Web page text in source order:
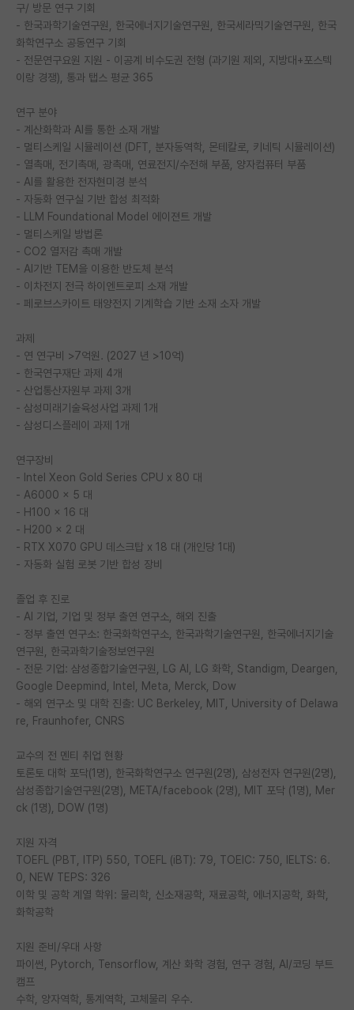
장학금/장학생 게시판
학술 정보 게시판
홍보 게시판
커리어
유학교육
이벤트
반도체 아카데미
재팬라운지 🌸
구/ 방문 연구 기회
- 한국과학기술연구원, 한국에너지기술연구원, 한국세라믹기술연구원, 한국
화학연구소 공동연구 기회
- 전문연구요원 지원 - 이공계 비수도권 전형 (과기원 제외, 지방대+포스텍
이랑 경쟁), 통과 탭스 평균 365
연구 분야
- 계산화학과 AI를 통한 소재 개발
- 멀티스케일 시뮬레이션 (DFT, 분자동역학, 몬테칼로, 키네틱 시뮬레이션)
- 열촉매, 전기촉매, 광촉매, 연료전지/수전해 부품, 양자컴퓨터 부품
- AI를 활용한 전자현미경 분석
- 자동화 연구실 기반 합성 최적화
- LLM Foundational Model 에이젼트 개발
- 멀티스케일 방법론
- CO2 열저감 촉매 개발
- AI기반 TEM을 이용한 반도체 분석
- 이차전지 전극 하이엔트로피 소재 개발
- 페로브스카이트 태양전지 기계학습 기반 소재 소자 개발
과제
- 연 연구비 >7억원. (2027 년 >10억)
- 한국연구재단 과제 4개
- 산업통산자원부 과제 3개
- 삼성미래기술육성사업 과제 1개
- 삼성디스플레이 과제 1개
연구장비
- Intel Xeon Gold Series CPU x 80 대
- A6000 x 5 대
- H100 x 16 대
- H200 x 2 대
- RTX X070 GPU 데스크탑 x 18 대 (개인당 1대)
- 자동화 실험 로봇 기반 합성 장비
졸업 후 진로
- AI 기업, 기업 및 정부 출연 연구소, 해외 진출
- 정부 출연 연구소: 한국화학연구소, 한국과학기술연구원, 한국에너지기술
연구원, 한국과학기술정보연구원
- 전문 기업: 삼성종합기술연구원, LG AI, LG 화학, Standigm, Deargen,
Google Deepmind, Intel, Meta, Merck, Dow
- 해외 연구소 및 대학 진출: UC Berkeley, MIT, University of Delawa
re, Fraunhofer, CNRS
교수의 전 멘티 취업 현황
토론토 대학 포닥(1명), 한국화학연구소 연구원(2명), 삼성전자 연구원(2명),
삼성종합기술연구원(2명), META/facebook (2명), MIT 포닥 (1명), Mer
ck (1명), DOW (1명)
지원 자격
TOEFL (PBT, ITP) 550, TOEFL (iBT): 79, TOEIC: 750, IELTS: 6.
0, NEW TEPS: 326
이학 및 공학 계열 학위: 물리학, 신소재공학, 재료공학, 에너지공학, 화학,
화학공학
지원 준비/우대 사항
파이썬, Pytorch, Tensorflow, 계산 화학 경험, 연구 경험, AI/코딩 부트
캠프
수학, 양자역학, 통계역학, 고체물리 우수.